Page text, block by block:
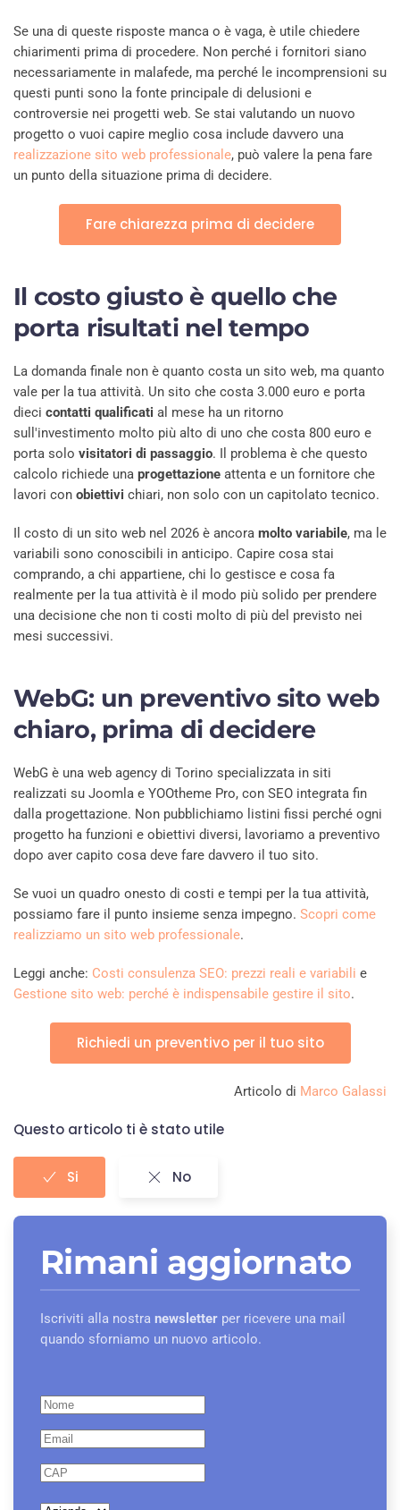
Se una di queste risposte manca o è vaga, è utile chiedere
chiarimenti prima di procedere. Non perché i fornitori siano
necessariamente in malafede, ma perché le incomprensioni su
questi punti sono la fonte principale di delusioni e
controversie nei progetti web. Se stai valutando un nuovo
progetto o vuoi capire meglio cosa include davvero una
realizzazione sito web professionale, può valere la pena fare
un punto della situazione prima di decidere.
Fare chiarezza prima di decidere
Il costo giusto è quello che
porta risultati nel tempo
La domanda finale non è quanto costa un sito web, ma quanto
vale per la tua attività. Un sito che costa 3.000 euro e porta
dieci contatti qualificati al mese ha un ritorno
sull'investimento molto più alto di uno che costa 800 euro e
porta solo visitatori di passaggio. Il problema è che questo
calcolo richiede una progettazione attenta e un fornitore che
lavori con obiettivi chiari, non solo con un capitolato tecnico.
Il costo di un sito web nel 2026 è ancora molto variabile, ma le
variabili sono conoscibili in anticipo. Capire cosa stai
comprando, a chi appartiene, chi lo gestisce e cosa fa
realmente per la tua attività è il modo più solido per prendere
una decisione che non ti costi molto di più del previsto nei
mesi successivi.
WebG: un preventivo sito web
chiaro, prima di decidere
WebG è una web agency di Torino specializzata in siti
realizzati su Joomla e YOOtheme Pro, con SEO integrata fin
dalla progettazione. Non pubblichiamo listini fissi perché ogni
progetto ha funzioni e obiettivi diversi, lavoriamo a preventivo
dopo aver capito cosa deve fare davvero il tuo sito.
Se vuoi un quadro onesto di costi e tempi per la tua attività,
possiamo fare il punto insieme senza impegno. Scopri come
realizziamo un sito web professionale.
Leggi anche: Costi consulenza SEO: prezzi reali e variabili e
Gestione sito web: perché è indispensabile gestire il sito.
Richiedi un preventivo per il tuo sito
Articolo di Marco Galassi
Questo articolo ti è stato utile
Si No
Rimani aggiornato
Iscriviti alla nostra newsletter per ricevere una mail
quando sforniamo un nuovo articolo.